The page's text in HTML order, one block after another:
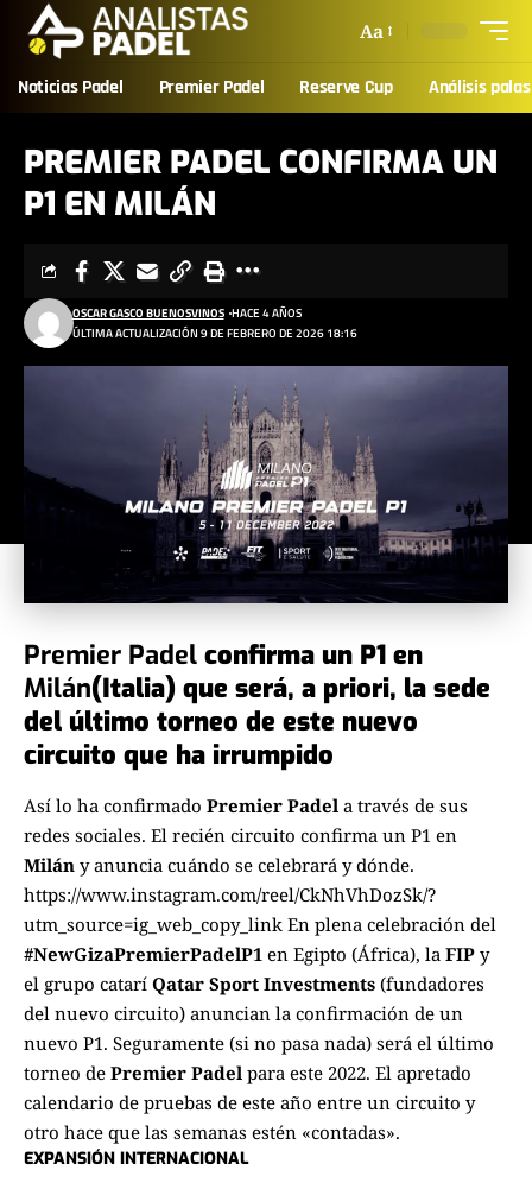
Aa
Noticias Padel Premier Padel Reserve Cup Análisis palas
PREMIER PADEL CONFIRMA UN
P1 EN MILÁN
ÚLTIMA ACTUALIZACIÓN 9 DE FEBRERO DE 2026 18:16
OSCAR GASCO BUENOSVINOS HACE 4 AÑOS
Premier Padel confirma un P1 en
Milán(Italia) que será, a priori, la sede
del último torneo de este nuevo
circuito que ha irrumpido
Así lo ha confirmado Premier Padel a través de sus
redes sociales. El recién circuito confirma un P1 en
Milán y anuncia cuándo se celebrará y dónde.
https://www.instagram.com/reel/CkNhVhDozSk/?
utm_source=ig_web_copy_link En plena celebración del
#NewGizaPremierPadelP1 en Egipto (África), la FIP y
el grupo catarí Qatar Sport Investments (fundadores
del nuevo circuito) anuncian la confirmación de un
nuevo P1. Seguramente (si no pasa nada) será el último
torneo de Premier Padel para este 2022. El apretado
calendario de pruebas de este año entre un circuito y
otro hace que las semanas estén «contadas».
EXPANSIÓN INTERNACIONAL